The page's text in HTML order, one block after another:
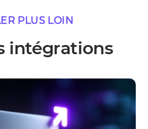
PLUS LOIN
intégrations